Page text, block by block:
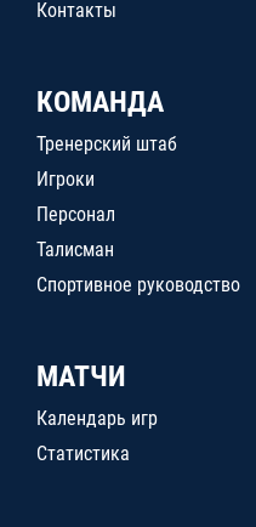
Контакты
КОМАНДА
Тренерский штаб
Игроки
Персонал
Талисман
Спортивное руководство
МАТЧИ
Календарь игр
Статистика